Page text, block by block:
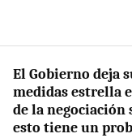
El Gobierno deja
medidas estrella
de la negociación
esto tiene un